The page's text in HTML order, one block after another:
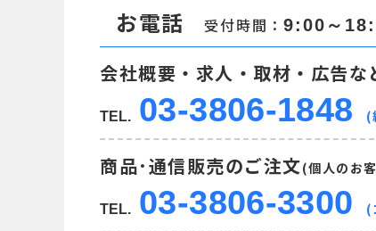
お電話 受付時間：9:00～
会社概要・求人・取材・広告な
TEL. 03-3806-1848 (
商品･通信販売のご注文(個人のお
TEL. 03-3806-3300 (